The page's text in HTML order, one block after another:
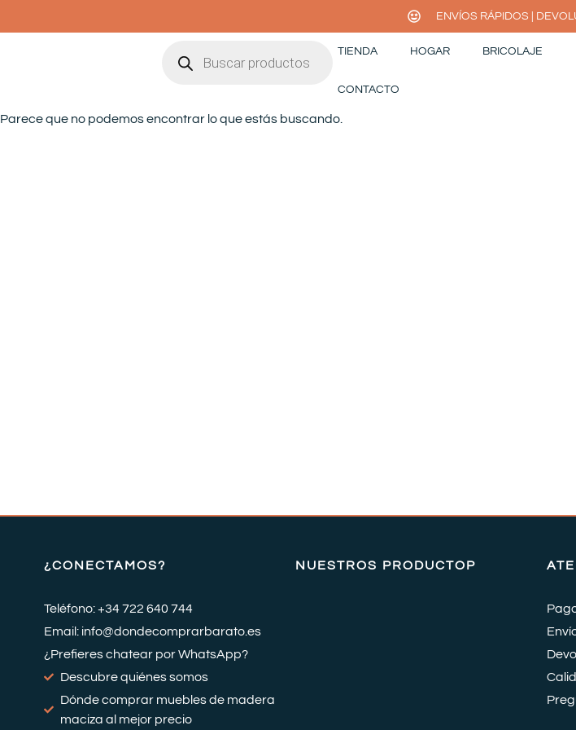
al
ENVÍOS RÁPIDOS |
productos
TIENDA HOGAR BRICOLAJE
CONTACTO
Parece que no podemos encontrar lo que estás buscando.
¿CONECTAMOS?
Teléfono: +34 722 640 744
Email: info@dondecomprarbarato.es
¿Prefieres chatear por WhatsApp?
Descubre quiénes somos
Dónde comprar muebles de madera
maciza al mejor precio
NUESTROS PRODUCTOP